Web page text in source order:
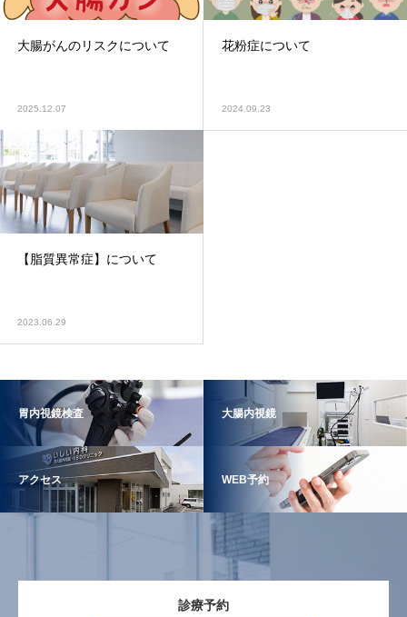
大腸がんのリスクについて
2025.12.07
花粉症について
2024.09.23
【脂質異常症】について
2023.06.29
胃内視鏡検査 大腸内視鏡
アクセス WEB予約
診療予約